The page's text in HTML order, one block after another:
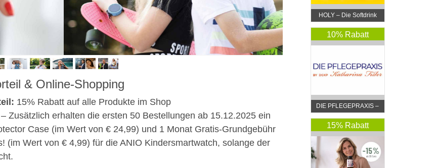
& Online-Shopping
15% Rabatt auf alle Produkte im Shop
– Zusätzlich erhalten die ersten 50 Bestellungen ab 15.12.2025 ein
Case (im Wert von € 24,99) und 1 Monat Gratis-Grundgebühr
(im Wert von € 4,99) für die ANIO Kindersmartwatch, solange der
HOLY – Die Softdrink
Revolution
10% Rabatt
DIE PFLEGEPRAXIS –
by DGKP Katharina
Fister
15% Rabatt